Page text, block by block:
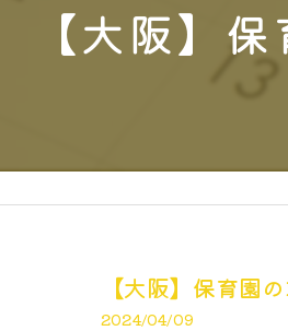
【大阪】
【大阪】保育園
2024/04/09